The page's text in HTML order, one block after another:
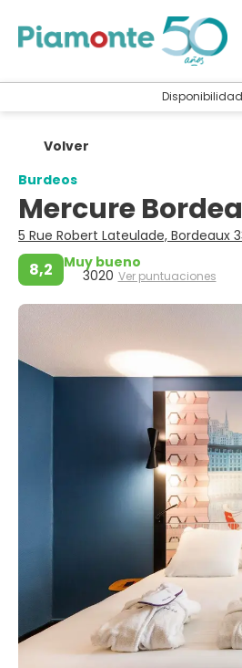
Volver
Burdeos
Mercure
5 Rue Robert Lateulade, Bordeaux
8,2 Muy bueno
3020 Ver puntuaciones